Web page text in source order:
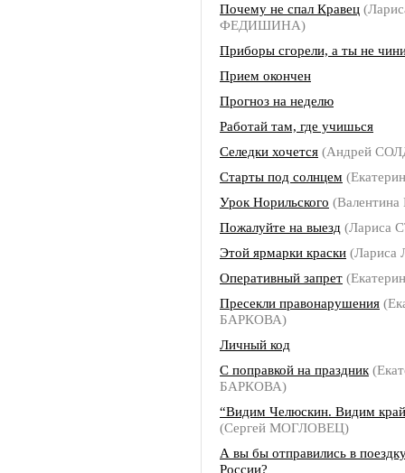
Почему не спал Кравец
ФЕДИШИНА)
Приборы сгорели, а ты не
Прием окончен
Прогноз на неделю
Работай там, где учишься
Селедки хочется (Андрей
Старты под солнцем
Урок Норильского
Пожалуйте на выезд (Лариса
Этой ярмарки краски
Оперативный запрет
Пресекли правонарушения
БАРКОВА)
Личный код
С поправкой на праздник
БАРКОВА)
“Видим Челюскин. Видим
(Сергей МОГЛОВЕЦ)
А вы бы отправились в
России?